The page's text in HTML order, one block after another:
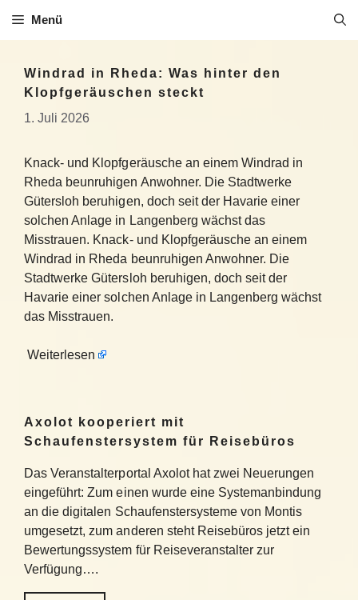
Inhalt
Menü
Windrad in Rheda: Was hinter den
Klopfgeräuschen steckt
1. Juli 2026
Knack- und Klopfgeräusche an einem Windrad in
Rheda beunruhigen Anwohner. Die Stadtwerke
Gütersloh beruhigen, doch seit der Havarie einer
solchen Anlage in Langenberg wächst das
Misstrauen. Knack- und Klopfgeräusche an einem
Windrad in Rheda beunruhigen Anwohner. Die
Stadtwerke Gütersloh beruhigen, doch seit der
Havarie einer solchen Anlage in Langenberg wächst
das Misstrauen.
Weiterlesen
Axolot kooperiert mit
Schaufenstersystem für Reisebüros
Das Veranstalterportal Axolot hat zwei Neuerungen
eingeführt: Zum einen wurde eine Systemanbindung
an die digitalen Schaufenstersysteme von Montis
umgesetzt, zum anderen steht Reisebüros jetzt ein
Bewertungssystem für Reiseveranstalter zur
Verfügung….